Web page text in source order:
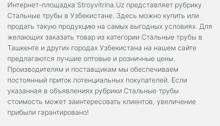
Интернет-площадка Stroyvitrina.Uz представляет рубрику
Стальные трубы в Узбекистане. Здесь можно купить или
продать такую продукцию на самых выгодных условиях. Для
желающих заказать товар из категории Стальные трубы в
Ташкенте и других городах Узбекистана на нашем сайте
предлагаются лучшие оптовые и розничные цены.
Производителям и поставщикам мы обеспечиваем
постоянный приток потенциальных покупателей. Если
указанная в объявлениях рубрики Стальные трубы
стоимость может заинтересовать клиентов, увеличение
прибыли гарантировано!